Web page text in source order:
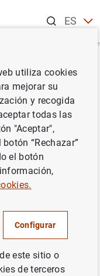
ESEN
de pagos
de la Balanza
utiliza cookies
mejorar su
y recogida
todas las
"Aceptar",
“Rechazar”
el botón
Configurar
este sitio o
de terceros